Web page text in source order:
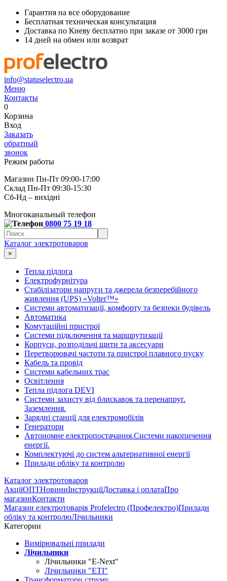
Гарантия на все оборудование
Бесплатная техническая консультация
Доставка по Киеву бесплатно при заказе от 3000 грн
14 дней на обмен или возврат
info@statuselectro.ua
Меню
Контакты
0
Корзина
Вход
Заказать
обратный
звонок
Режим работы
Магазин Пн-Пт 09:00-17:00
Склад Пн-Пт 09:30-15:30
Сб-Нд – вихідні
Многоканальный телефон
0800 75 19 18
Каталог электротоваров
×
Тепла підлога
Електрофурнітура
Cтабілізатори напруги та джерела безперебійного
живлення (UPS) «Volter™»
Системи автоматизації, комфорту та безпеки будівель
Автоматика
Комутаційні пристрої
Системи підключення та маршрутизації
Корпуси, розподільчі щити та аксесуари
Перетворювачі частоти та пристрої плавного пуску
Кабель та провід
Системи кабельних трас
Освітлення
Тепла підлога DEVI
Системи захисту від блискавок та перенапруг.
Заземлення.
Зарядні станції для електромобілів
Генератори
Автономне електропостачання.Системи накопичення
енергії.
Комплектуючі до систем альтернативної енергії
Прилади обліку та контролю
Каталог электротоваров
АкціїОПТНовиниІнструкціїДоставка і оплатаПро
магазинКонтакти
Магазин електротоварів Profelectro (Профелектро)Прилади
обліку та контролюЛічильники
Категории
Вимірювальні прилади
Лічильники
Лічильники "E-Next"
Лічильники "ETI"